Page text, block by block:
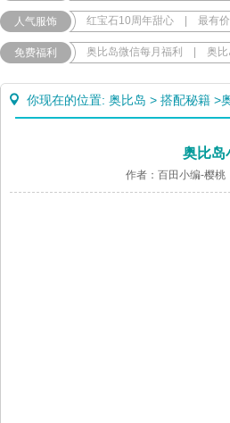
人气服饰 红宝石10周年甜心 最有
免费福利 奥比岛微信每月福利 奥
你现在的位置: 奥比岛 > 搭配秘籍 >
奥比岛
作者：百田小编-樱